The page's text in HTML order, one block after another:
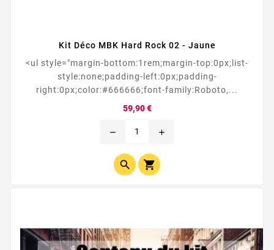
Kit Déco MBK Hard Rock 02 - Jaune
<ul style="margin-bottom:1rem;margin-top:0px;list-
style:none;padding-left:0px;padding-
right:0px;color:#666666;font-family:Roboto,...
59,90 €Prix
remove add
 